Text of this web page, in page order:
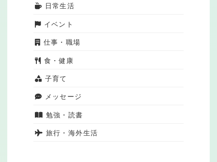
日常生活
イベント
仕事・職場
食・健康
子育て
メッセージ
勉強・読書
旅行・海外生活